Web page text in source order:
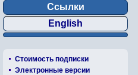
Ссылки
English
Стоимость подписки
Электронные версии